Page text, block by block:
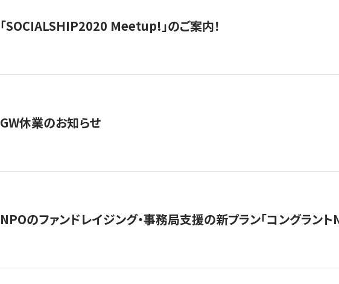
「SOCIALSHIP2020 Meetup!」のご案内！
GW休業のお知らせ
NPOのファンドレイジング・事務局支援の新プラン「コングラント